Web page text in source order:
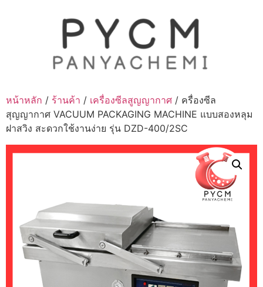
หน้าหลัก / ร้านค้า / เครื่องซีลสูญญากาศ / ครื่องซีล
สุญญากาศ VACUUM PACKAGING MACHINE แบบสองหลุม
ฝาสวิง สะดวกใช้งานง่าย รุ่น DZD-400/2SC